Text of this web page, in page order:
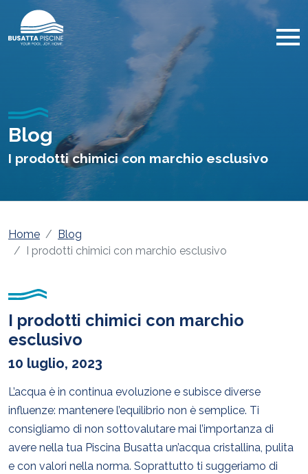
Blog
I prodotti chimici con marchio esclusivo
Home
Blog
I prodotti chimici con marchio esclusivo
I prodotti chimici con marchio
esclusivo
10 luglio, 2023
L’acqua è in continua evoluzione e subisce diverse
influenze: mantenere l’equilibrio non è semplice. Ti
consigliamo di non sottovalutare mai l’importanza di
avere nella tua Piscina Busatta un’acqua cristallina, pulita
e con valori nella norma. Soprattutto ti suggeriamo di